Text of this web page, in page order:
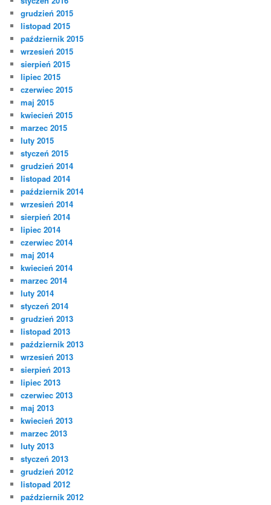
grudzień 2015
listopad 2015
październik 2015
wrzesień 2015
sierpień 2015
lipiec 2015
czerwiec 2015
maj 2015
kwiecień 2015
marzec 2015
luty 2015
styczeń 2015
grudzień 2014
listopad 2014
październik 2014
wrzesień 2014
sierpień 2014
lipiec 2014
czerwiec 2014
maj 2014
kwiecień 2014
marzec 2014
luty 2014
styczeń 2014
grudzień 2013
listopad 2013
październik 2013
wrzesień 2013
sierpień 2013
lipiec 2013
czerwiec 2013
maj 2013
kwiecień 2013
marzec 2013
luty 2013
styczeń 2013
grudzień 2012
listopad 2012
październik 2012